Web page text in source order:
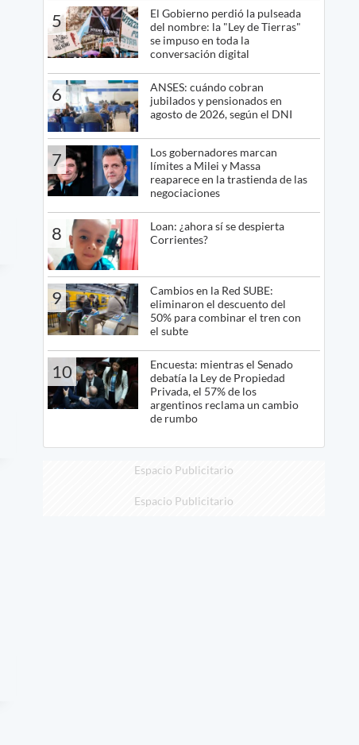
5
El Gobierno perdió la pulseada
del nombre: la "Ley de Tierras"
se impuso en toda la
conversación digital
6
ANSES: cuándo cobran
jubilados y pensionados en
agosto de 2026, según el DNI
7
Los gobernadores marcan
límites a Milei y Massa
reaparece en la trastienda de las
negociaciones
8
Loan: ¿ahora sí se despierta
Corrientes?
9
Cambios en la Red SUBE:
eliminaron el descuento del
50% para combinar el tren con
el subte
10
Encuesta: mientras el Senado
debatía la Ley de Propiedad
Privada, el 57% de los
argentinos reclama un cambio
de rumbo
Espacio Publicitario
Espacio Publicitario